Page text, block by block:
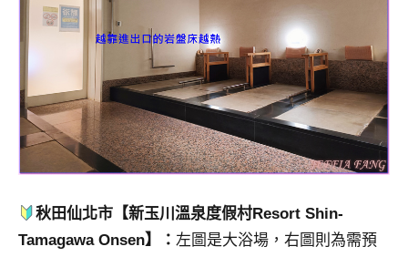
秋田仙北市【新玉川溫泉度假村Resort Shin-
Tamagawa Onsen】： 左圖是大浴場，右圖則為需預